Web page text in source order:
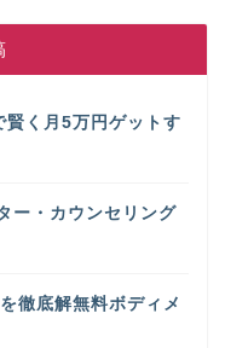
賢く月5万円ゲットす
ー・カウンセリング
徹底解無料ボディメ